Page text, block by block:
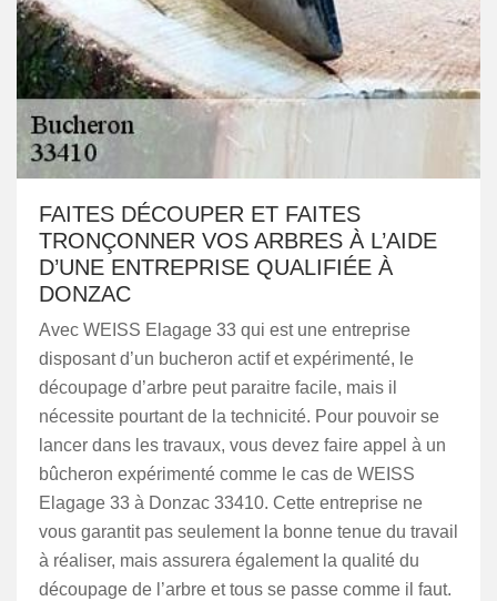
FAITES DÉCOUPER ET FAITES
TRONÇONNER VOS ARBRES À L’AIDE
D’UNE ENTREPRISE QUALIFIÉE À
DONZAC
Avec WEISS Elagage 33 qui est une entreprise
disposant d’un bucheron actif et expérimenté, le
découpage d’arbre peut paraitre facile, mais il
nécessite pourtant de la technicité. Pour pouvoir se
lancer dans les travaux, vous devez faire appel à un
bûcheron expérimenté comme le cas de WEISS
Elagage 33 à Donzac 33410. Cette entreprise ne
vous garantit pas seulement la bonne tenue du travail
à réaliser, mais assurera également la qualité du
découpage de l’arbre et tous se passe comme il faut.